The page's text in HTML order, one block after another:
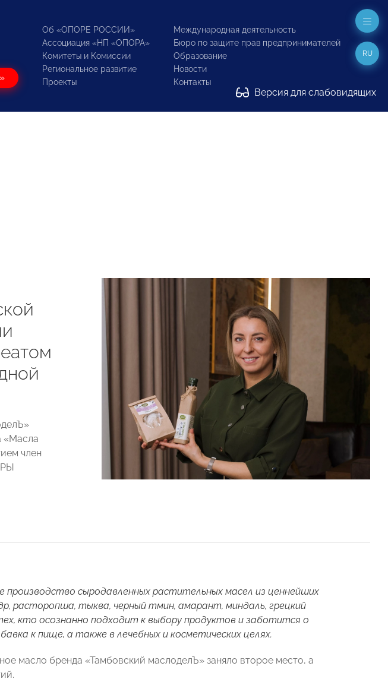
Об «ОПОРЕ РОССИИ»
Ассоциация «НП «ОПОРА»
Комитеты и Комиссии
Региональное развитие
Проекты
Международная деятельность
Бюро по защите прав предпринимателей
Образование
Новости
Контакты
Версия для слабовидящих
RU
«Масла
член
производство сыродавленных растительных масел из ценнейших
расторопша, тыква, черный тмин, амарант, миндаль, грецкий
кто осознанно подходит к выбору продуктов и заботится о
к пище, а также в лечебных и косметических целях.
масло бренда «Тамбовский маслоделЪ» заняло второе место, а